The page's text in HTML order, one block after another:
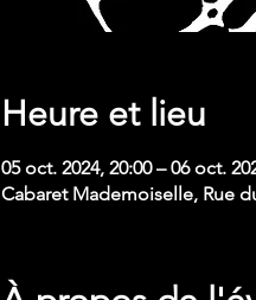
Heure et lieu
05 oct. 2024, 20:00 – 06 oct.
Cabaret Mademoiselle, Rue